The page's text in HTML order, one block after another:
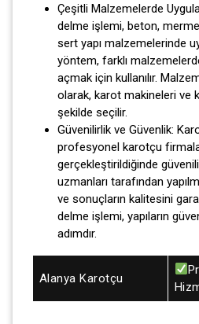
Çeşitli Malzemelerde
delme işlemi, beton,
sert yapı malzemelerinde
yöntem, farklı
açmak için kullanılır.
olarak, karot makineleri ve
şekilde seçilir.
Güvenilirlik ve Güvenlik:
profesyonel karotçu
gerçekleştirildiğinde
uzmanları tarafından
ve sonuçların kalitesini
delme işlemi, yapıların
adımdır.
Alanya Karotçu